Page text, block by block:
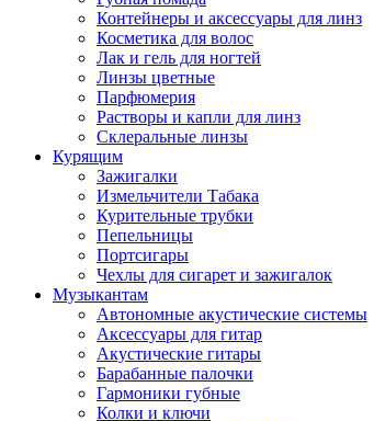
Контейнеры и аксессуары для линз
Косметика для волос
Лак и гель для ногтей
Линзы цветные
Парфюмерия
Растворы и капли для линз
Склеральные линзы
Курящим
Зажигалки
Измельчители Табака
Курительные трубки
Пепельницы
Портсигары
Чехлы для сигарет и зажигалок
Музыкантам
Автономные акустические системы
Аксессуары для гитар
Акустические гитары
Барабанные палочки
Гармоники губные
Колки и ключи